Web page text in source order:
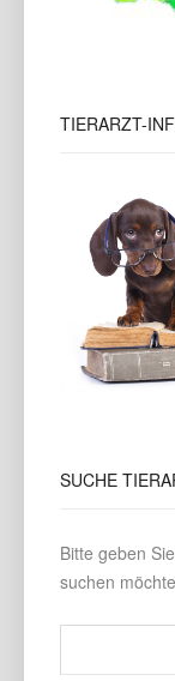
TIERARZT-
SUCHE
Bitte geben
suchen